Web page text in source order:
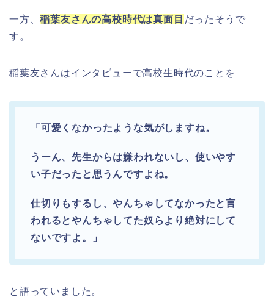
一方、稲葉友さんの高校時代は真面目 だったそうで
す。
稲葉友さんはインタビューで高校生時代のことを
「可愛くなかったような気がしますね。
うーん、先生からは嫌われないし、使いやす
い子だったと思うんですよね。
仕切りもするし、やんちゃしてなかったと言
われるとやんちゃしてた奴らより絶対にして
ないですよ。」
と語っていました。